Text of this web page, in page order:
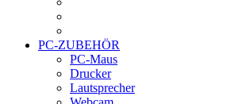
PC-ZUBEHÖR
PC-Maus
Drucker
Lautsprecher